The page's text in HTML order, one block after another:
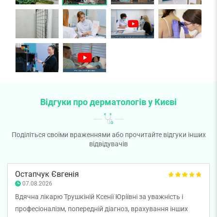
Відгуки про дерматологів у Києві
Поділіться своїми враженнями або прочитайте відгуки інших
відвідувачів
Остапчук Євгенія
07.08.2026
Вдячна лікарю Трушкіній Ксенії Юріївні за уважність і
професіоналізм, попередній діагноз, врахування інших